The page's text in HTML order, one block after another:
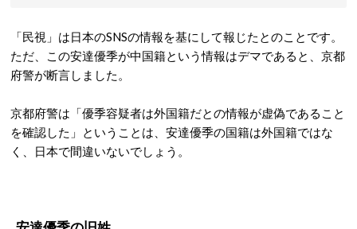
「民視」は日本のSNSの情報を基にして報じたとのことです。
ただ、この安達優季が中国籍という情報はデマであると、京都
府警が断言しました。
京都府警は「優季容疑者は外国籍だとの情報が虚偽であること
を確認した」ということは、安達優季の国籍は外国籍ではな
く、日本で間違いないでしょう。